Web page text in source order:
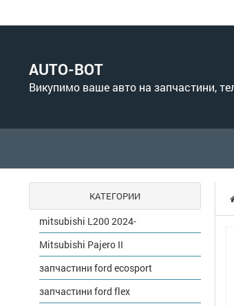
AUTO-BOT
Викупимо ваше авто на запчастини,
КАТЕГОРИИ
mitsubishi L200 2024-
Mitsubishi Pajero II
запчастини ford ecosport
запчастини ford flex